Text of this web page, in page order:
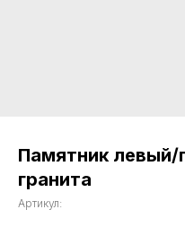
Памятник левый/
гранита
Артикул: